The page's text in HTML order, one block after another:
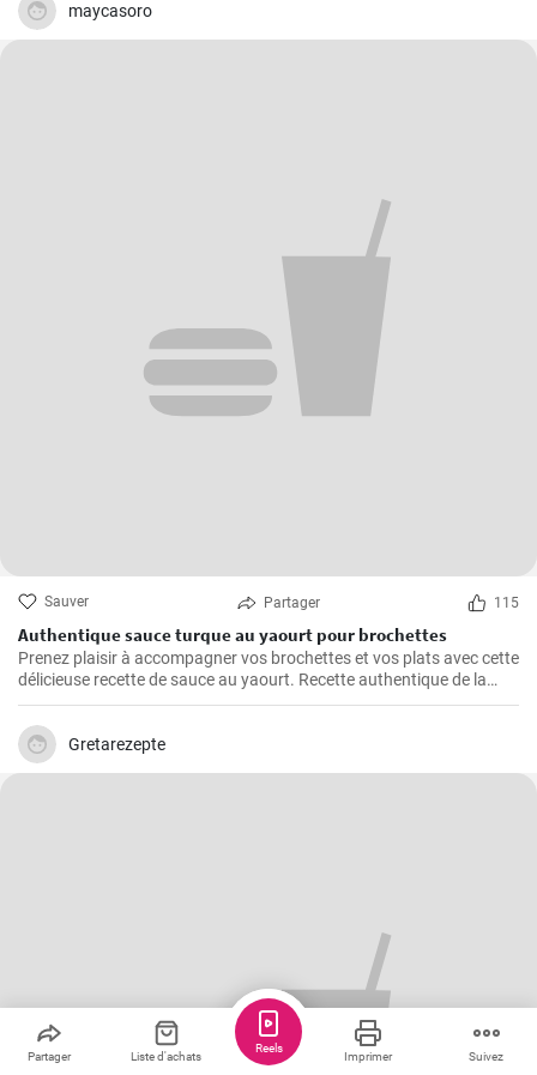
maycasoro
Sauver Partager 115
Authentique sauce turque au yaourt pour brochettes
Prenez plaisir à accompagner vos brochettes et vos plats avec cette
délicieuse recette de sauce au yaourt. Recette authentique de la
cuisine turque.
Gretarezepte
Partager Liste d'achats Imprimer Suivez
Reels